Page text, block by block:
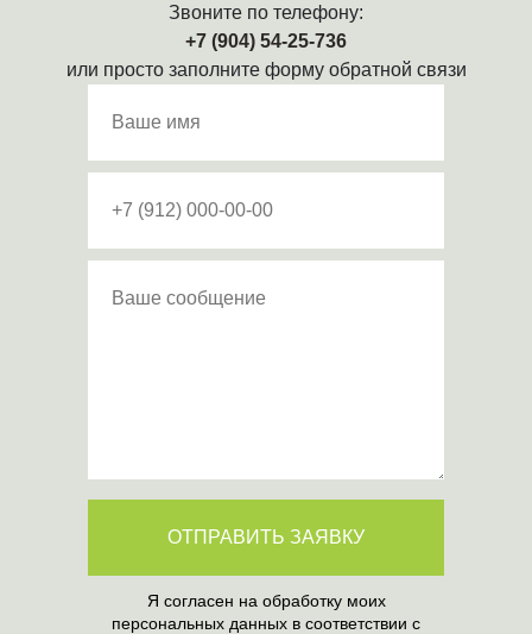
Звоните по телефону:
+7 (904) 54-25-736
или просто заполните форму обратной связи
ОТПРАВИТЬ ЗАЯВКУ
Я согласен на обработку моих
персональных данных в соответствии с